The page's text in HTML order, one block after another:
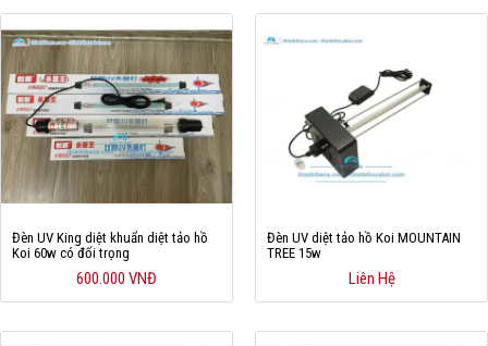
Đèn UV King diệt khuẩn diệt tảo hồ
Koi 60w có đối trọng
600.000 VNĐ
Đèn UV diệt tảo hồ Koi MOUNTAIN
TREE 15w
Liên Hệ
Cá Koi
Tin tức
Liên hệ